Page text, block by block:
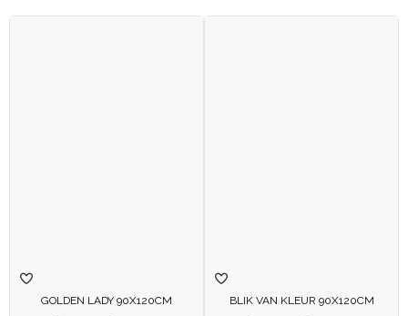
GOLDEN LADY 90X120CM BLIK VAN KLEUR 90X120CM